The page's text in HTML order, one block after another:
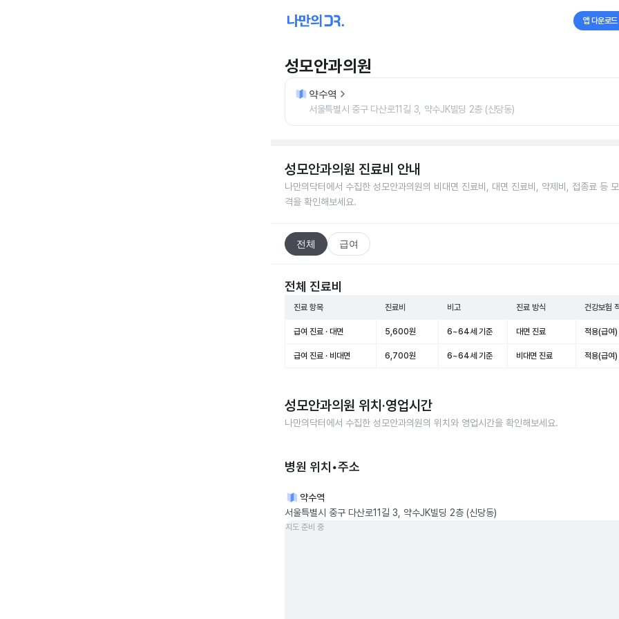
앱 다운로드
성모안과의원
약수역
서울특별시 중구 다산로11길 3, 약수JK빌딩 2층 (신당동)
성모안과의원 진료비 안내
나만의닥터에서 수집한 성모안과의원의 비대면 진료비, 대면 진료비, 약제비, 접종료 등
격을 확인해보세요.
전체 급여
전체 진료비
진료 항목 진료비 비고 진료 방식 건강보험
급여 진료 · 대면 5,600원 6~64세 기준 대면 진료 적용(급여)
급여 진료 · 비대면 6,700원 6~64세 기준 비대면 진료 적용(급여)
성모안과의원 위치·영업시간
나만의닥터에서 수집한 성모안과의원의 위치와 영업시간을 확인해보세요.
병원 위치•주소
약수역
서울특별시 중구 다산로11길 3, 약수JK빌딩 2층 (신당동)
지도 준비 중